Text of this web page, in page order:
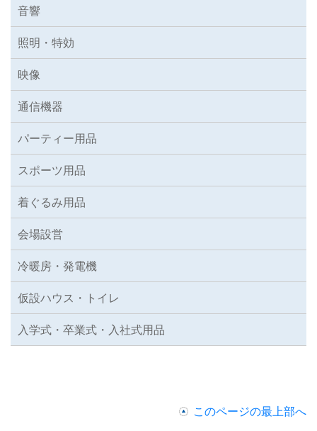
音響
照明・特効
映像
通信機器
パーティー用品
スポーツ用品
着ぐるみ用品
会場設営
冷暖房・発電機
仮設ハウス・トイレ
入学式・卒業式・入社式用品
このページの最上部へ